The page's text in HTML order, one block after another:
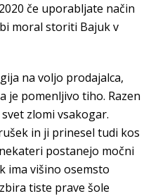
če uporabljate način
moral storiti Bajuk v
na voljo prodajalca,
je pomenljivo tiho. Razen
zlomi vsakogar.
in ji prinesel tudi kos
postanejo močni
ima višino osemsto
tiste prave šole